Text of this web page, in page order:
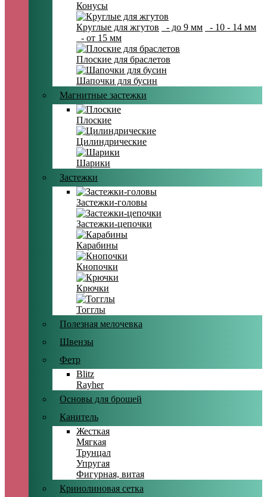
Конусы
Круглые для жгутов - до 9 мм
- 10 - 14 мм
- от 15 мм
Плоские для браслетов
Шапочки для бусин
Магнитные застежки
Плоские
Цилиндрические
Шарики
Застежки
Застежки-головы
Застежки-цепочки
Карабины
Кнопочки
Крючки
Тогглы
Полезная мелочевка
Швензы
Фетр
Blitz
Rayher
Основы для брошей
Канитель
Жесткая
Мягкая
Трунцал
Упругая
Фигурная, витая
Кринолиновая сетка